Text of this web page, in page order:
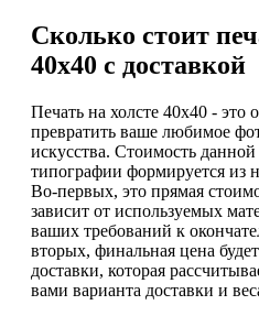
Сколько стоит
40х40 с доставкой
Печать на холсте 40х40 - это
превратить ваше любимое
искусства. Стоимость
типографии формируется из
Во-первых, это прямая
зависит от используемых
ваших требований к
вторых, финальная цена
доставки, которая
вами варианта доставки и